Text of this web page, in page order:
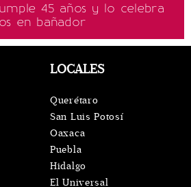
45 años y lo celebra
en bañador
LOCALES
Querétaro
San Luis Potosí
Oaxaca
Puebla
Hidalgo
El Universal